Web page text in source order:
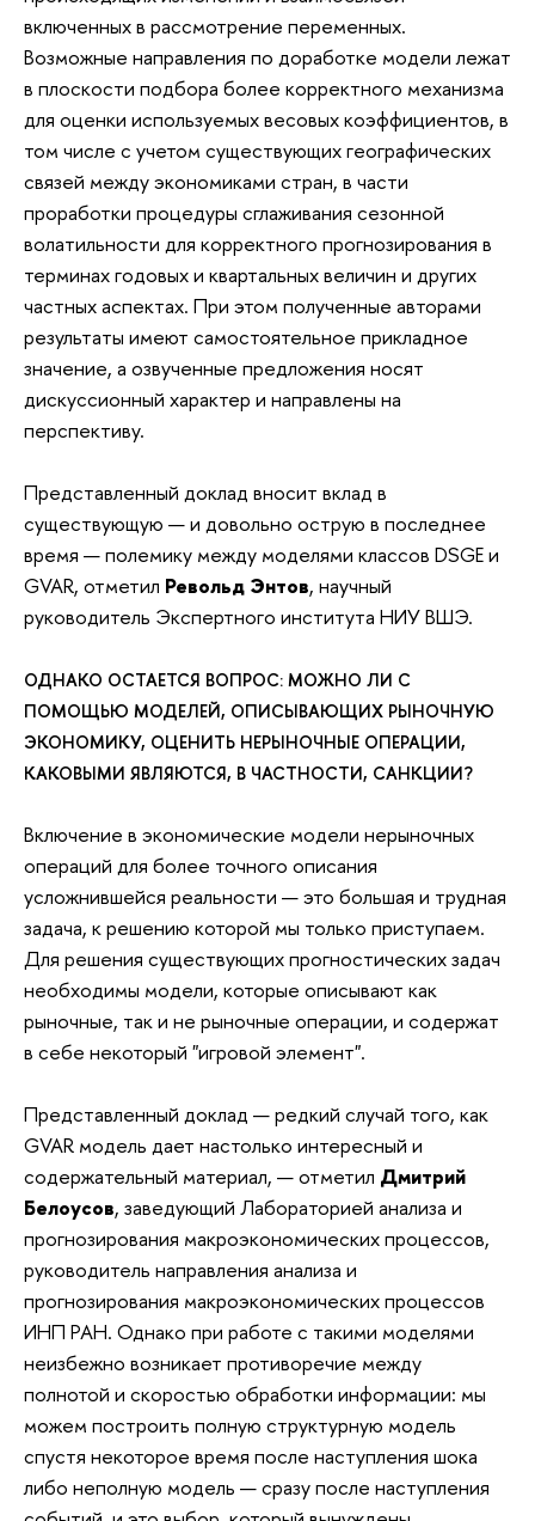
включенных в рассмотрение переменных.
Возможные направления по доработке модели лежат
в плоскости подбора более корректного механизма
для оценки используемых весовых коэффициентов, в
том числе с учетом существующих географических
связей между экономиками стран, в части
проработки процедуры сглаживания сезонной
волатильности для корректного прогнозирования в
терминах годовых и квартальных величин и других
частных аспектах. При этом полученные авторами
результаты имеют самостоятельное прикладное
значение, а озвученные предложения носят
дискуссионный характер и направлены на
перспективу.
Представленный доклад вносит вклад в
существующую — и довольно острую в последнее
время — полемику между моделями классов DSGE и
GVAR, отметил Револьд Энтов, научный
руководитель Экспертного института НИУ ВШЭ.
ОДНАКО ОСТАЕТСЯ ВОПРОС: МОЖНО ЛИ С
ПОМОЩЬЮ МОДЕЛЕЙ, ОПИСЫВАЮЩИХ РЫНОЧНУЮ
ЭКОНОМИКУ, ОЦЕНИТЬ НЕРЫНОЧНЫЕ ОПЕРАЦИИ,
КАКОВЫМИ ЯВЛЯЮТСЯ, В ЧАСТНОСТИ, САНКЦИИ?
Включение в экономические модели нерыночных
операций для более точного описания
усложнившейся реальности — это большая и трудная
задача, к решению которой мы только приступаем.
Для решения существующих прогностических задач
необходимы модели, которые описывают как
рыночные, так и не рыночные операции, и содержат
в себе некоторый "игровой элемент".
Представленный доклад — редкий случай того, как
GVAR модель дает настолько интересный и
содержательный материал, — отметил Дмитрий
Белоусов, заведующий Лабораторией анализа и
прогнозирования макроэкономических процессов,
руководитель направления анализа и
прогнозирования макроэкономических процессов
ИНП РАН. Однако при работе с такими моделями
неизбежно возникает противоречие между
полнотой и скоростью обработки информации: мы
можем построить полную структурную модель
спустя некоторое время после наступления шока
либо неполную модель — сразу после наступления